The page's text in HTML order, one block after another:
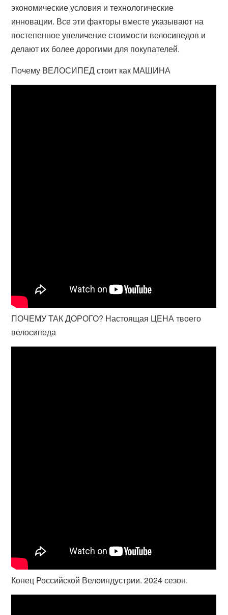
экономические условия и технологические
инновации. Все эти факторы вместе указывают на
постепенное увеличение стоимости велосипедов и
делают их более дорогими для покупателей.
Почему ВЕЛОСИПЕД стоит как МАШИНА
ПОЧЕМУ ТАК ДОРОГО? Настоящая ЦЕНА твоего
велосипеда
Конец Российской Велоиндустрии. 2024 сезон.